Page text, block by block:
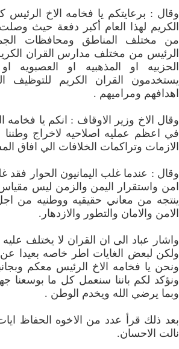
وقال : برعايتكم يا فخامه الاخ الرئيس
من مختلف المناطق ومحافظات
الرئيس من مختلف مدارس القران
الحزبيه او المذهبيه او العصبويه
يستخدمون القران الكريم للتوظيف
اهدافهم ومراميهم .
وقال الاخ وزير الاوقاف : انكم يا فخامه
في اعظم عمليه اصلاحيه لاخراج وطننا
الازمات وتراكمات الخلافات الي افاق
وقال : عندما غلب اليمانيون الحوار فقد
امن واستقرار اليمن والزمن ليس مقياس
ينتجه من معاني حقيقيه ووطنيه من
الامن والامان والتطور والازدهار.
واشار عباد الى ان القران لا يختلف
ولكن لبعض الغايات اطر خاصه بعيدا عن
ونحن يا فخامه الاخ الرئيس معكم
ونؤكد لكم باننا سنعمل كل ما بوسعنا
وبما يرضي الله ويخدم الوطن .
بعد ذلك قرأ عدد من الاخوه الحفاظ
نالت الاحسان.